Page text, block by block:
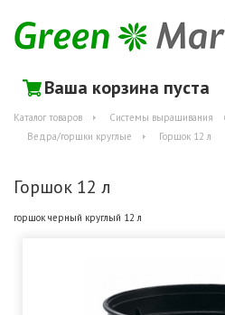
Ваша корзина пуста
Каталог товаров Системы выращивания
Ведра/горшки круглые
Горшок 12 л
Горшок 12 л
горшок черный круглый 12 л